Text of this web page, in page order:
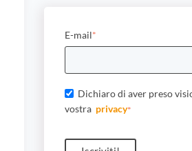
E-mail*
Dichiaro di aver preso
vostra privacy*